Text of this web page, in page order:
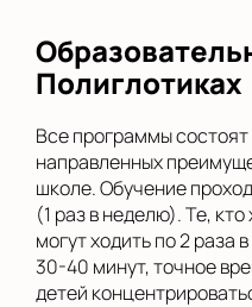
Полиглотиках
Все программы состоят
направленных
школе. Обучение
(1 раз в неделю). Те,
могут ходить по 2 раза
30-40 минут, точное
детей